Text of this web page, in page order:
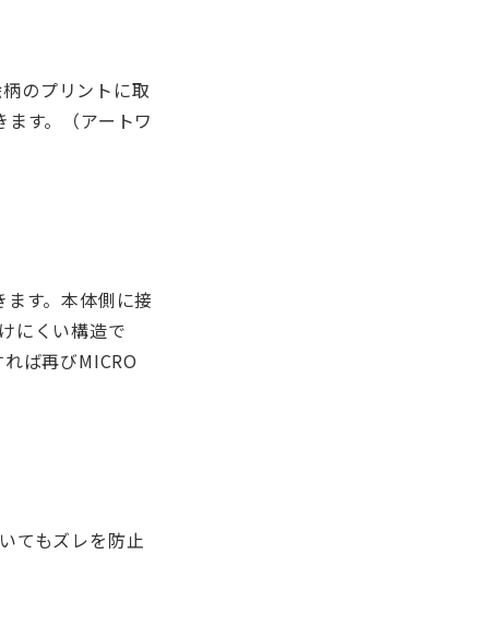
のプリントに取
す。（アートワ
す。本体側に接
にくい構造で
ば再びMICRO
てもズレを防止